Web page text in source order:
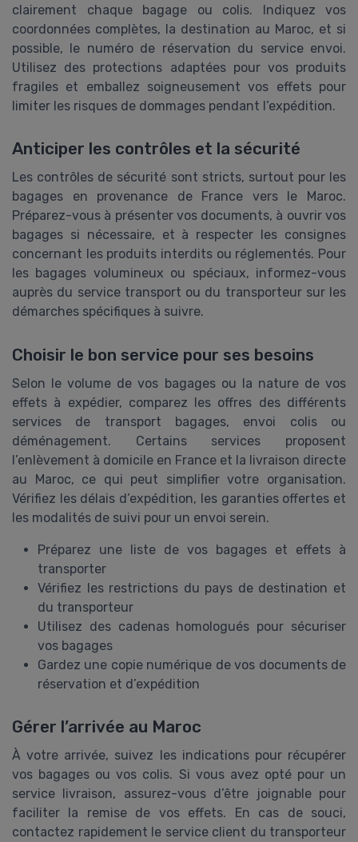
clairement chaque bagage ou colis. Indiquez vos
coordonnées complètes, la destination au Maroc, et si
possible, le numéro de réservation du service envoi.
Utilisez des protections adaptées pour vos produits
fragiles et emballez soigneusement vos effets pour
limiter les risques de dommages pendant l’expédition.
Anticiper les contrôles et la sécurité
Les contrôles de sécurité sont stricts, surtout pour les
bagages en provenance de France vers le Maroc.
Préparez-vous à présenter vos documents, à ouvrir vos
bagages si nécessaire, et à respecter les consignes
concernant les produits interdits ou réglementés. Pour
les bagages volumineux ou spéciaux, informez-vous
auprès du service transport ou du transporteur sur les
démarches spécifiques à suivre.
Choisir le bon service pour ses besoins
Selon le volume de vos bagages ou la nature de vos
effets à expédier, comparez les offres des différents
services de transport bagages, envoi colis ou
déménagement. Certains services proposent
l’enlèvement à domicile en France et la livraison directe
au Maroc, ce qui peut simplifier votre organisation.
Vérifiez les délais d’expédition, les garanties offertes et
les modalités de suivi pour un envoi serein.
Préparez une liste de vos bagages et effets à
transporter
Vérifiez les restrictions du pays de destination et
du transporteur
Utilisez des cadenas homologués pour sécuriser
vos bagages
Gardez une copie numérique de vos documents de
réservation et d’expédition
Gérer l’arrivée au Maroc
À votre arrivée, suivez les indications pour récupérer
vos bagages ou vos colis. Si vous avez opté pour un
service livraison, assurez-vous d’être joignable pour
faciliter la remise de vos effets. En cas de souci,
contactez rapidement le service client du transporteur